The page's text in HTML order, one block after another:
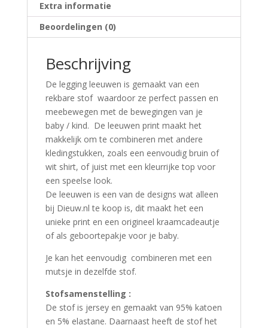
Extra informatie
Beoordelingen (0)
Beschrijving
De legging leeuwen is gemaakt van een
rekbare stof waardoor ze perfect passen en
meebewegen met de bewegingen van je
baby / kind. De leeuwen print maakt het
makkelijk om te combineren met andere
kledingstukken, zoals een eenvoudig bruin of
wit shirt, of juist met een kleurrijke top voor
een speelse look.
De leeuwen is een van de designs wat alleen
bij Dieuw.nl te koop is, dit maakt het een
unieke print en een origineel kraamcadeautje
of als geboortepakje voor je baby.
Je kan het eenvoudig combineren met een
mutsje in dezelfde stof.
Stofsamenstelling :
De stof is jersey en gemaakt van 95% katoen
en 5% elastane. Daarnaast heeft de stof het